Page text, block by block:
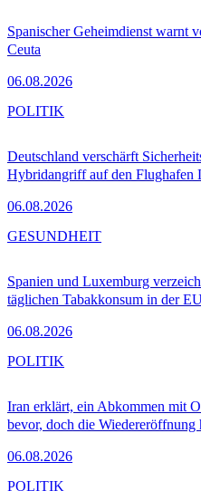
Spanischer Geheimdienst warnt
Ceuta
06.08.2026
Deutschland verschärft
Hybridangriff auf den Flughafen
06.08.2026
POLITIK
Spanien und Luxemburg
täglichen Tabakkonsum in der
06.08.2026
GESUNDHEIT
Iran erklärt, ein Abkommen mit
bevor, doch die
06.08.2026
POLITIK
POLITIK